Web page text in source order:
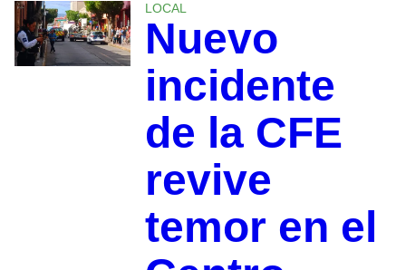
LOCAL
Nuevo
incidente
de la CFE
revive
temor en el